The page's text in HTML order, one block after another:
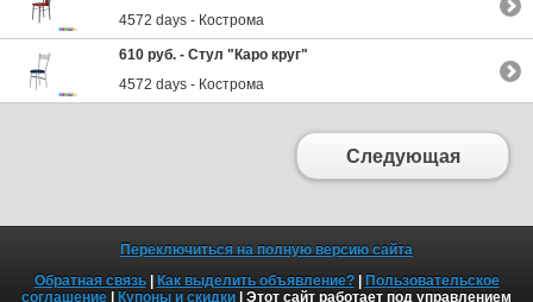
4572 days - Кострома
610 руб. - Стул "Каро круг"
4572 days - Кострома
Следующая
Переключиться на полную версию сайта
Обратная связь| Как выделить объявление?|
Пользовательское
соглашение
Купоны и скидки | Этот сайт работает под управлением